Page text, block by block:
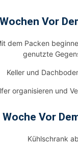
Vor
dem Packen
genutzte
Keller und
organisieren und
Woche Vor
Kühlschrank